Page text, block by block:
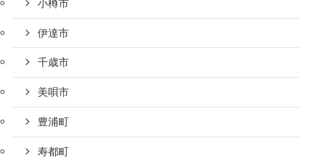
小樽市
伊達市
千歳市
美唄市
豊浦町
寿都町